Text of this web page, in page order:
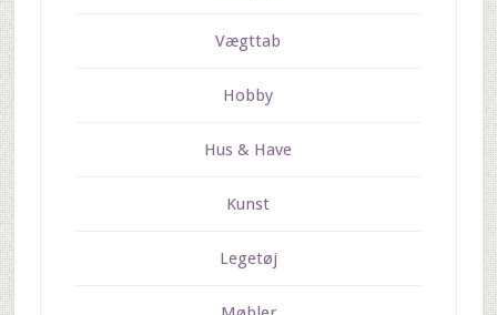
Vægttab
Hobby
Hus & Have
Kunst
Legetøj